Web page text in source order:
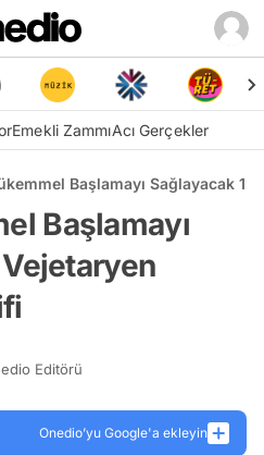
Emekli ZammıAcı Gerçekler
Başlamayı Sağlayacak 12
Başlamayı
Editörü
Onedio’yu Google'a ekleyin